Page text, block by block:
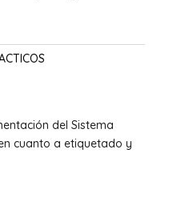
del Sistema
cuanto a etiquetado y